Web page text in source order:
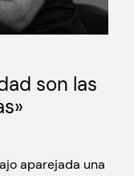
son las
aparejada una